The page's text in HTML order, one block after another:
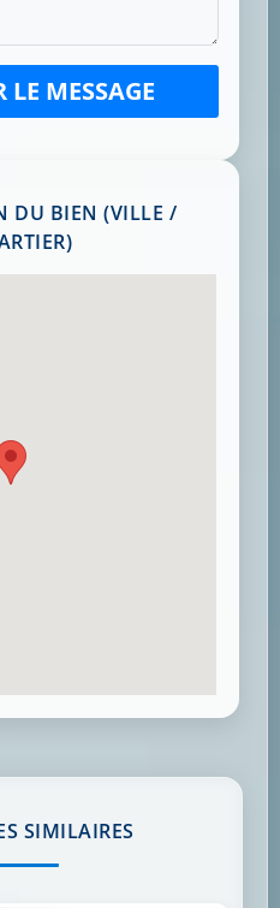
LE MESSAGE
DU BIEN (VILLE /
SIMILAIRES